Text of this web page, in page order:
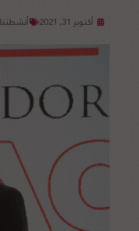
أكتوبر 31, 2021 أنشطتنا